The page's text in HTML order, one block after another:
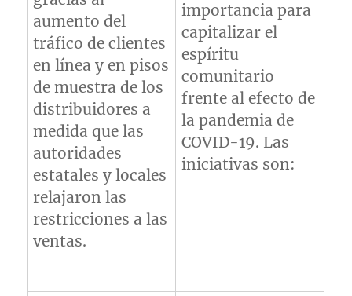
aumento del
tráfico de clientes
en línea y en pisos
de muestra de los
distribuidores a
medida que las
autoridades
estatales y locales
relajaron las
restricciones a las
ventas.
importancia para
capitalizar el
espíritu
comunitario
frente al efecto de
la pandemia de
COVID-19. Las
iniciativas son: